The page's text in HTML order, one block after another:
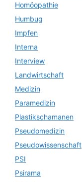
Homöopathie
Humbug
Impfen
Interna
Interview
Landwirtschaft
Medizin
Paramedizin
Plastikschamanen
Pseudomedizin
Pseudowissenschaft
PSI
Psirama